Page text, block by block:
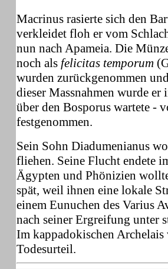
Macrinus rasierte sich den
verkleidet floh er vom
nun nach Apameia. Die
noch als felicitas temporum
wurden zurückgenommen
dieser Massnahmen wurde
über den Bosporus wartete -
festgenommen.
Sein Sohn Diadumenianus
fliehen. Seine Flucht endete
Ägypten und Phönizien
spät, weil ihnen eine lokale
einem Eunuchen des Varius
nach seiner Ergreifung unter
Im kappadokischen
Todesurteil.